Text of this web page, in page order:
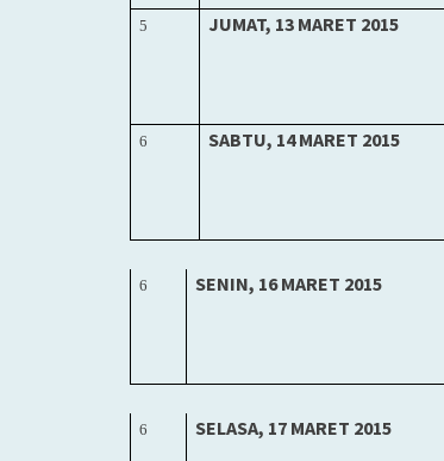
5 JUMAT, 13 MARET 2015
6 SABTU, 14 MARET 2015
6 SENIN, 16 MARET 2015
6 SELASA, 17 MARET 2015